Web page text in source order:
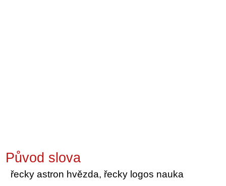
Původ slova
řecky astron hvězda, řecky logos nauka